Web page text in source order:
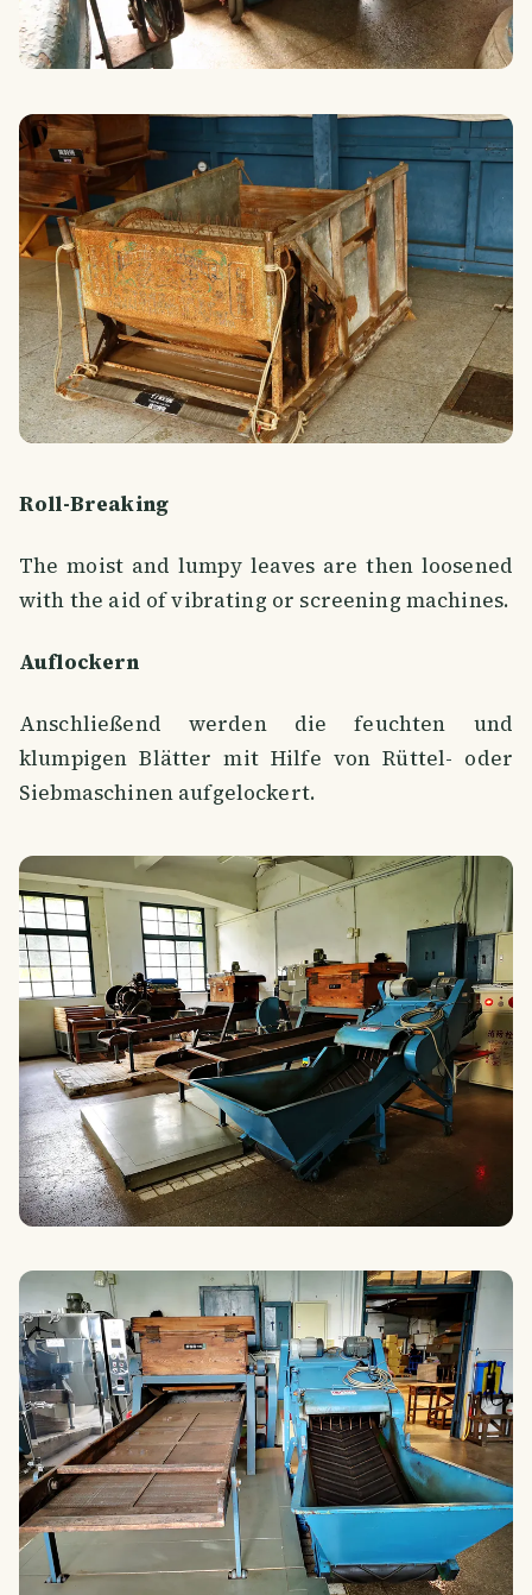
Roll-Breaking
The moist and lumpy leaves are then loosened
with the aid of vibrating or screening machines.
Auflockern
Anschließend werden die feuchten und
klumpigen Blätter mit Hilfe von Rüttel- oder
Siebmaschinen aufgelockert.